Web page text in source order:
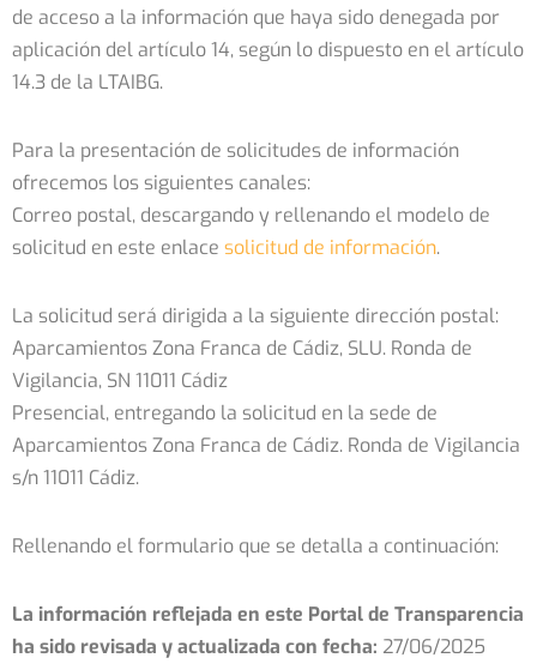
de acceso a la información que haya sido denegada por
aplicación del artículo 14, según lo dispuesto en el artículo
14.3 de la LTAIBG.
Para la presentación de solicitudes de información
ofrecemos los siguientes canales:
Correo postal, descargando y rellenando el modelo de
solicitud en este enlace solicitud de información.
La solicitud será dirigida a la siguiente dirección postal:
Aparcamientos Zona Franca de Cádiz, SLU. Ronda de
Vigilancia, SN 11011 Cádiz
Presencial, entregando la solicitud en la sede de
Aparcamientos Zona Franca de Cádiz. Ronda de Vigilancia
s/n 11011 Cádiz.
Rellenando el formulario que se detalla a continuación:
La información reflejada en este Portal de Transparencia
ha sido revisada y actualizada con fecha: 27/06/2025